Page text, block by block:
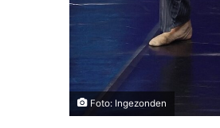
Foto: Ingezonden